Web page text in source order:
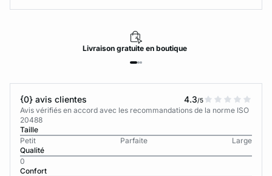
Livraisongratuiteen boutique
{0} avis clientes 4.3/5
Avis vérifiés en accord avec les recommandations de la norme ISO
20488
Taille
Petit
Parfaite
Large
Qualité
0
Confort